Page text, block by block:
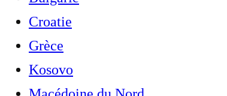
Croatie
Grèce
Kosovo